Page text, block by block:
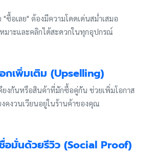
ซื้อเลย" ต้องมีความโดดเด่นสม่ำเสมอ
าะและคลิกได้สะดวกในทุกอุปกรณ์
กเพิ่มเติม (Upselling)
ยงกันหรือสินค้าที่มักซื้อคู่กัน ช่วยเพิ่มโอกาส
คงวนเวียนอยู่ในร้านค้าของคุณ
อมั่นด้วยรีวิว (Social Proof)